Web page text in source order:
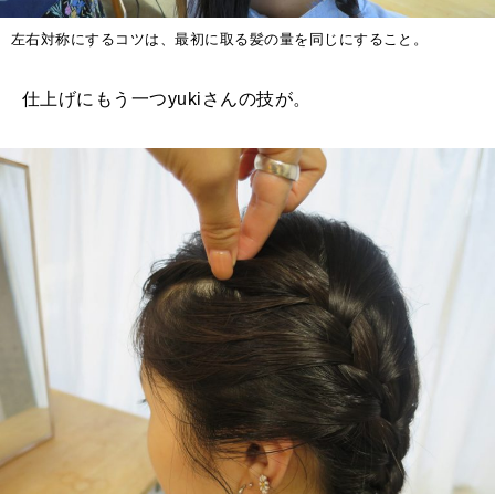
左右対称にするコツは、最初に取る髪の量を同じにすること。
仕上げにもう一つyukiさんの技が。